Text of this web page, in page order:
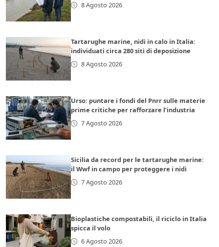
8 Agosto 2026
Tartarughe marine, nidi in calo in Italia:
individuati circa 280 siti di deposizione
8 Agosto 2026
Urso: puntare i fondi del Pnrr sulle materie
prime critiche per rafforzare l’industria
7 Agosto 2026
Sicilia da record per le tartarughe marine:
il Wwf in campo per proteggere i nidi
7 Agosto 2026
Bioplastiche compostabili, il riciclo in Italia
spicca il volo
6 Agosto 2026